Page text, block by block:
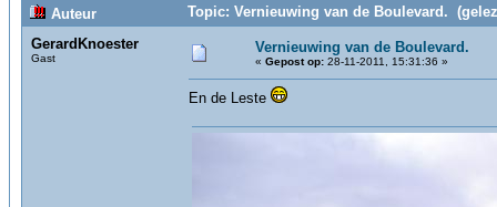
Auteur
Topic: Vernieuwing van de Boulevard.
GerardKnoester
Gast
Vernieuwing van de Boulevard.
« Gepost op: 28-11-2011, 15:31:36 »
En de Leste